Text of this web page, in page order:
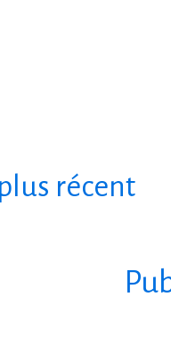
récent